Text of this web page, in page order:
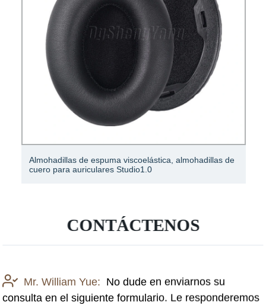
Almohadillas de espuma viscoelástica, almohadillas de
cuero para auriculares Studio1.0
CONTÁCTENOS
Mr. William Yue: No dude en enviarnos su
consulta en el siguiente formulario. Le responderemos